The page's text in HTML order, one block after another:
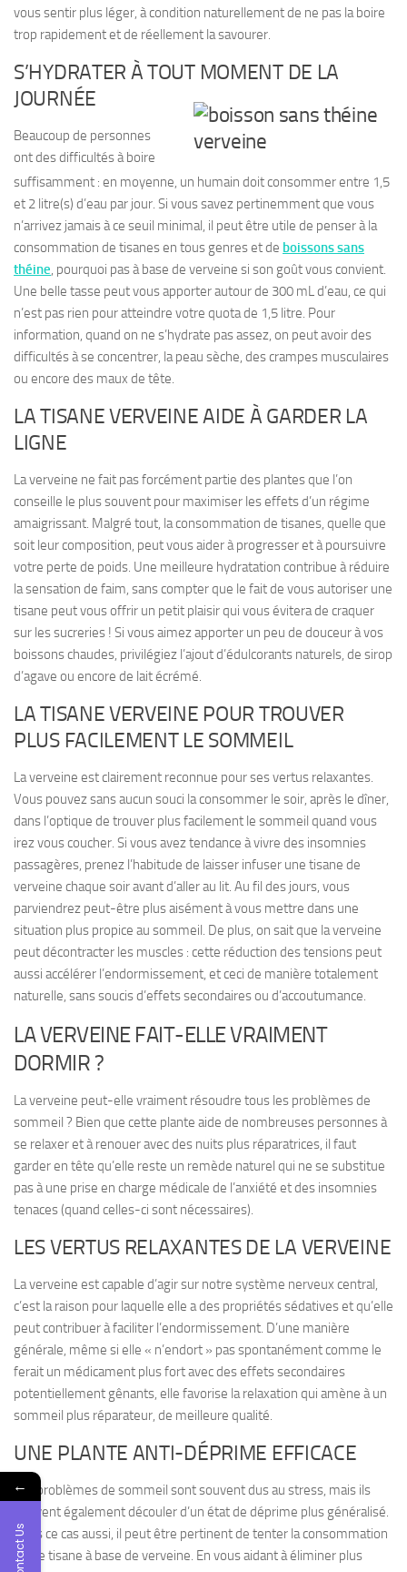
vous sentir plus léger, à condition naturellement de ne pas la boire
trop rapidement et de réellement la savourer.
S’HYDRATER À TOUT MOMENT DE LA
JOURNÉE
Beaucoup de personnes
ontdes difficultés à boire
suffisamment : en moyenne, un humain doit consommer entre 1,5
et 2 litre(s) d’eau par jour. Si vous savez pertinemment que vous
n’arrivez jamais à ce seuil minimal, il peut être utile de penser à la
consommation de tisanes en tous genreset de boissons sans
théine, pourquoi pas à base de verveine si son goût vous convient.
Une belle tasse peut vous apporter autour de 300 mL d’eau, ce qui
n’est pas rien pour atteindre votre quota de 1,5 litre. Pour
information, quand on ne s’hydrate pas assez, on peut avoir des
difficultés à se concentrer, la peau sèche, des crampes musculaires
ou encore des maux de tête.
LA TISANE VERVEINE AIDE À GARDER LA
LIGNE
La verveine ne fait pas forcément partie des plantes que l’on
conseille le plus souvent pour maximiser les effets d’un régime
amaigrissant. Malgré tout, la consommation de tisanes, quelle que
soit leur composition, peut vous aider à progresseret à poursuivre
votre perte de poids. Une meilleure hydratation contribue à réduire
la sensation de faim, sans compter que le fait de vous autoriser une
tisane peut vous offrir un petit plaisir qui vous évitera de craquer
sur les sucreries ! Si vous aimez apporter un peu de douceur à vos
boissons chaudes, privilégiez l’ajout d’édulcorants naturels, de sirop
d’agave ou encore de lait écrémé.
LA TISANE VERVEINE POUR TROUVER
PLUS FACILEMENT LE SOMMEIL
Laverveine est clairement reconnue pour ses vertus relaxantes.
Vous pouvez sans aucun souci la consommer le soir, après le dîner,
dans l’optique de trouver plus facilement le sommeil quand vous
irez vous coucher. Si vous avez tendance à vivre des insomnies
passagères, prenez l’habitude de laisser infuser une tisane de
verveine chaque soir avant d’aller au lit. Au fil des jours, vous
parviendrez peut-être plus aisément à vous mettre dans une
situation plus propice au sommeil. De plus, on sait que la verveine
peut décontracter les muscles : cette réduction des tensions peut
aussi accélérer l’endormissement, et ceci de manière totalement
naturelle, sans soucis d’effets secondaires ou d’accoutumance.
LA VERVEINE FAIT-ELLE VRAIMENT
DORMIR ?
La verveine peut-elle vraiment résoudre tous les problèmes de
sommeil ? Bien que cette plante aide de nombreuses personnes à
se relaxer et à renouer avec des nuits plus réparatrices, il faut
garder en tête qu’elle reste un remède naturel qui ne se substitue
pas à une prise en charge médicale de l’anxiété et des insomnies
tenaces (quand celles-ci sont nécessaires).
LES VERTUS RELAXANTES DE LA VERVEINE
La verveine estcapable d’agir sur notre système nerveux central,
c’est la raison pour laquelle elle a des propriétés sédatives et qu’elle
peut contribuer à faciliter l’endormissement. D’une manière
générale, même si elle « n’endort » pas spontanément comme le
ferait un médicament plus fort avec des effets secondaires
potentiellement gênants, elle favorise la relaxation qui amène à un
sommeil plus réparateur, de meilleure qualité.
UNE PLANTE ANTI-DÉPRIME EFFICACE
Les problèmes de sommeil sont souvent dus au stress, mais ils
peuvent également découler d’un état de déprime plus généralisé.
Dans ce cas aussi, il peut être pertinent de tenter la consommation
d’une tisane à base de verveine. En vous aidant à éliminer plus
←
Contact Us